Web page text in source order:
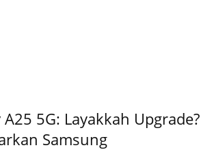
5G: Layakkah
Samsung